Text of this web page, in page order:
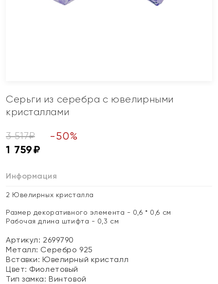
Серьги из серебра с ювелирными
кристаллами
3 517₽ -50%
1 759₽
Информация
2 Ювелирных кристалла
Размер декоративного элемента - 0,6 * 0,6 см
Рабочая длина штифта - 0,3 см
Артикул: 2699790
Металл: Серебро 925
Вставки:Ювелирный кристалл
Цвет: Фиолетовый
Тип замка:Винтовой